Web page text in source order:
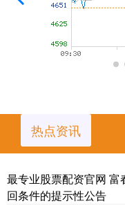
热点资讯
最专业股票配资官网 富
回条件的提示性公告